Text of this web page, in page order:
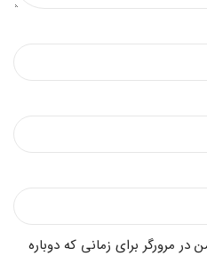
مرورگر برای زمانی که دوباره